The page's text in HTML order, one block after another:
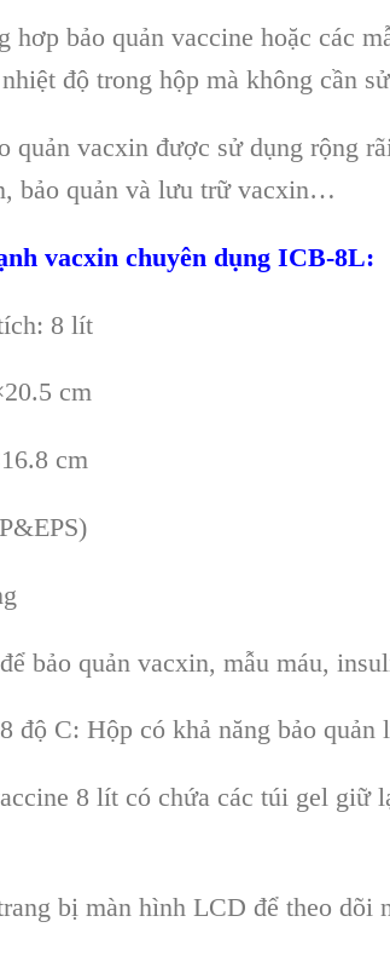
bảo quản vaccine hoặc các
độ trong hộp mà không cần
vacxin được sử dụng rộng
bảo quản và lưu trữ vacxin…
vacxin chuyên dụng ICB-8L:
8 lít
cm
cm
bảo quản vacxin, mẫu máu,
C: Hộp có khả năng bảo
8 lít có chứa các túi gel giữ
bị màn hình LCD để theo dõi